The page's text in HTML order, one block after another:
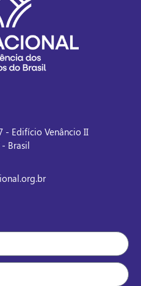
- Edifício Venâncio II
Brasil